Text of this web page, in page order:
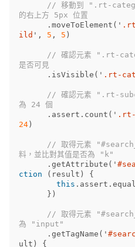
// 移動到 ".rt-
的右上方 5px 位置
. moveToElement ( '
ild ' , 5 , 5 )
// 確認元素 ".rt-
是否可見
. isVisible ( ' .rt-
// 確認元素 ".rt-
為 24 個
. assert . count ( ' .rt-
24 )
// 取得元素
料，並比對其值是否為 "k"
. getAttribute ( '
ction
( result )
{
this . assert . equal
})
// 取得元素
為 "input"
. getTagName ( '
ult ) {